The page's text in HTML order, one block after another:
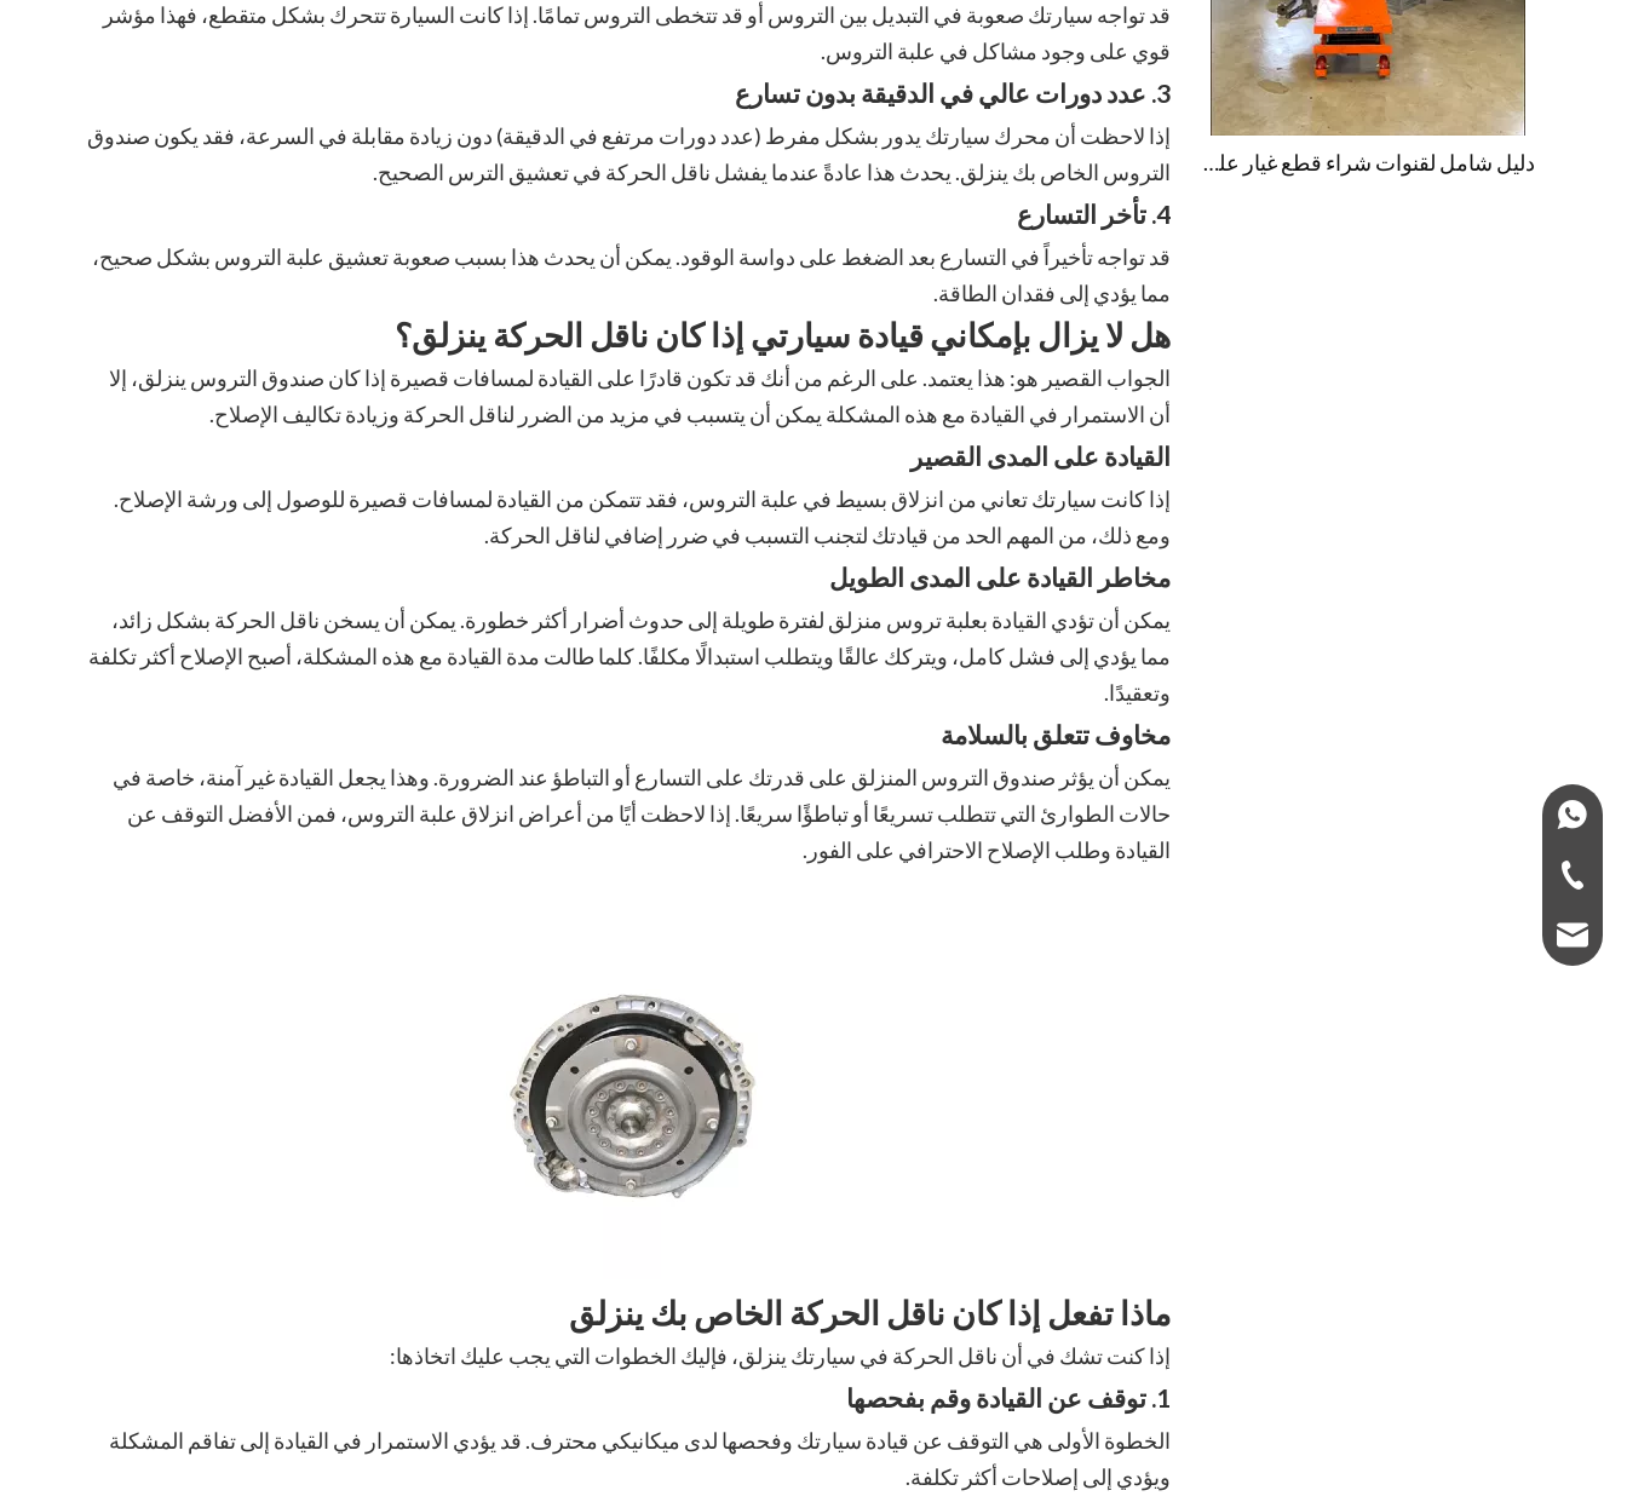
قد تواجه سيارتك صعوبة في التبديل بين التروس أو قد تتخطى التروس تمامًا. إذا كانت السيارة تتحرك بشكل متقطع، فهذا مؤشر
قوي على وجود مشاكل في علبة التروس.
3. عدد دورات عالي في الدقيقة بدون تسارع
إذا لاحظت أن محرك سيارتك يدور بشكل مفرط (عدد دورات مرتفع في الدقيقة) دون زيادة مقابلة في السرعة، فقد يكون صندوق
التروس الخاص بك ينزلق. يحدث هذا عادةً عندما يفشل ناقل الحركة في تعشيق الترس الصحيح.
4. تأخر التسارع
قد تواجه تأخيراً في التسارع بعد الضغط على دواسة الوقود. يمكن أن يحدث هذا بسبب صعوبة تعشيق علبة التروس بشكل صحيح،
مما يؤدي إلى فقدان الطاقة.
هل لا يزال بإمكاني قيادة سيارتي إذا كان ناقل الحركة ينزلق؟
الجواب القصير هو: هذا يعتمد. على الرغم من أنك قد تكون قادرًا على القيادة لمسافات قصيرة إذا كان صندوق التروس ينزلق، إلا
أن الاستمرار في القيادة مع هذه المشكلة يمكن أن يتسبب في مزيد من الضرر لناقل الحركة وزيادة تكاليف الإصلاح.
القيادة على المدى القصير
إذا كانت سيارتك تعاني من انزلاق بسيط في علبة التروس، فقد تتمكن من القيادة لمسافات قصيرة للوصول إلى ورشة الإصلاح.
ومع ذلك، من المهم الحد من قيادتك لتجنب التسبب في ضرر إضافي لناقل الحركة.
مخاطر القيادة على المدى الطويل
يمكن أن تؤدي القيادة بعلبة تروس منزلق لفترة طويلة إلى حدوث أضرار أكثر خطورة. يمكن أن يسخن ناقل الحركة بشكل زائد،
مما يؤدي إلى فشل كامل، ويتركك عالقًا ويتطلب استبدالًا مكلفًا. كلما طالت مدة القيادة مع هذه المشكلة، أصبح الإصلاح أكثر تكلفة
وتعقيدًا.
مخاوف تتعلق بالسلامة
يمكن أن يؤثر صندوق التروس المنزلق على قدرتك على التسارع أو التباطؤ عند الضرورة. وهذا يجعل القيادة غير آمنة، خاصة في
حالات الطوارئ التي تتطلب تسريعًا أو تباطؤًا سريعًا. إذا لاحظت أيًا من أعراض انزلاق علبة التروس، فمن الأفضل التوقف عن
القيادة وطلب الإصلاح الاحترافي على الفور.
ماذا تفعل إذا كان ناقل الحركة الخاص بك ينزلق
إذا كنت تشك في أن ناقل الحركة في سيارتك ينزلق، فإليك الخطوات التي يجب عليك اتخاذها:
1. توقف عن القيادة وقم بفحصها
الخطوة الأولى هي التوقف عن قيادة سيارتك وفحصها لدى ميكانيكي محترف. قد يؤدي الاستمرار في القيادة إلى تفاقم المشكلة
ويؤدي إلى إصلاحات أكثر تكلفة.
دليل شامل لقنوات شراء قطع غيار علبة التروس في دولة الإمارات العربية المتحدة
+966575435555
+966-575435555